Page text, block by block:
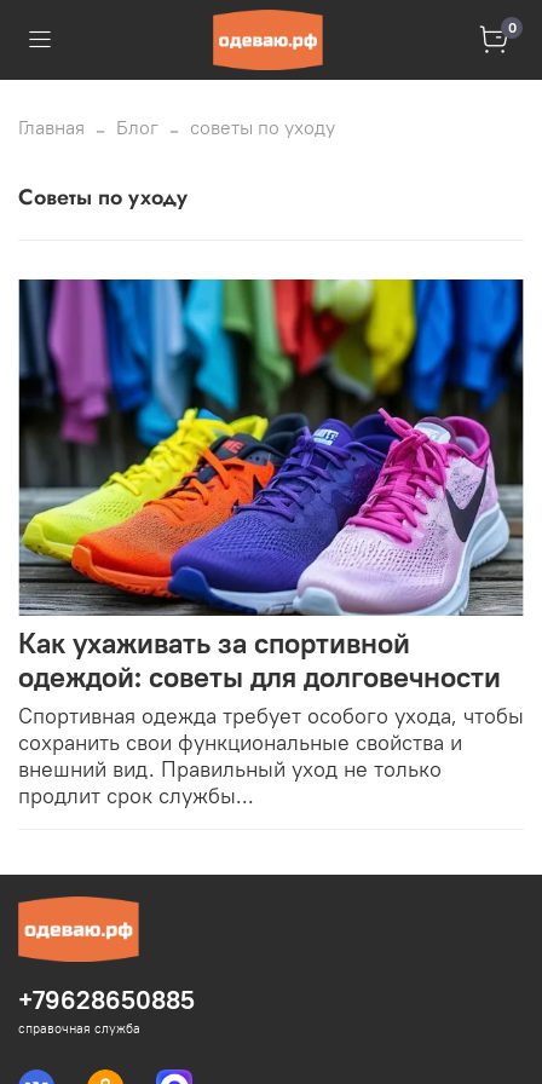
0
Главная Блог советы по уходу
советы по уходу
Как ухаживать за спортивной
одеждой: советы для долговечности
Спортивная одежда требует особого ухода, чтобы
сохранить свои функциональные свойства и
внешний вид. Правильный уход не только
продлит срок службы...
+79628650885
справочная служба